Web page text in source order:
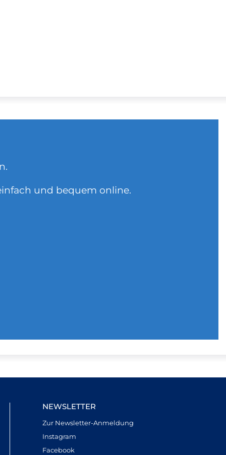
und bequem online.
NEWSLETTER
Zur Newsletter-Anmeldung
Instagram
Facebook